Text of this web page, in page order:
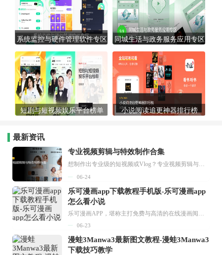
系统监控与硬件管理软件专区 同城生活与政务服务应用专区
短剧与短视频娱乐平台榜单 小说阅读追更神器排行榜
最新资讯
专业视频剪辑与特效制作合集
想制作出专业级的短视频或Vlog？专业视频剪辑与特效制作大全专题为你提供了从剪辑、抠像到特效包装的全套解决方案。无论是添加炫酷的片头、进行精准的视频抠图，还是制...
06-24
乐可漫画app下载教程手机版-乐可漫画app
怎么看小说
06-23
漫蛙3Manwa3最新图文教程-漫蛙3Manwa3
下载技巧教学